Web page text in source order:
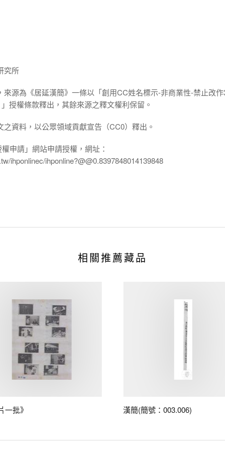
究所
源為《居延漢簡》一條以「創用CC姓名標示-非商業性-禁止改
授權條款釋出，其餘來源之釋文權利保留。
資料，以公眾領域貢獻宣告（CC0）釋出。
申請」網站申請授權，網址：
ihponlinec/ihponline?@@0.8397848014139848
相關推薦藏品
一批》 漢簡(簡號：003.006)